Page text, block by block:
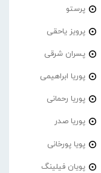
پرستو
پرویز یاحقی
پسران شرقی
پوریا ابراهیمی
پوریا رحمانی
پوریا صدر
پویا پورخانی
پویان فیلینگ